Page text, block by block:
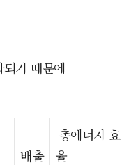
기 때문에
배출
총에너지 효
율